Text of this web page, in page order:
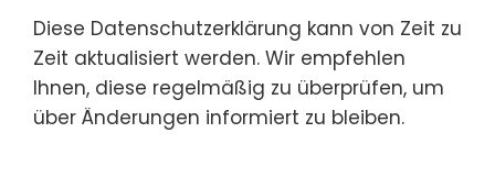
Diese Datenschutzerklärung kann von Zeit zu
Zeit aktualisiert werden. Wir empfehlen
Ihnen, diese regelmäßig zu überprüfen, um
über Änderungen informiert zu bleiben.